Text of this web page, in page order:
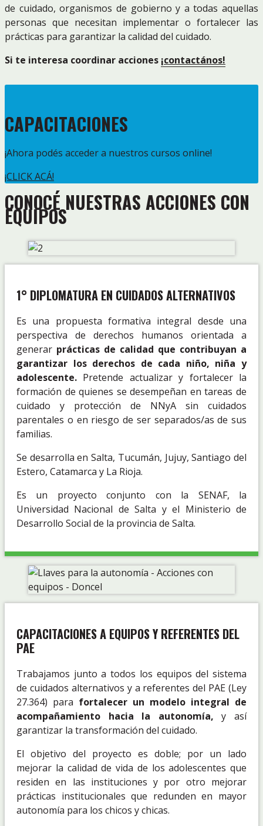
de cuidado, organismos de gobierno y a todas aquellas
personas que necesitan implementar o fortalecer las
prácticas para garantizar la calidad del cuidado.
Si te interesa coordinar acciones ¡contactános!
CAPACITACIONES
¡Ahora podés acceder a nuestros cursos online!
¡CLICK ACÁ!
CONOCÉ NUESTRAS ACCIONES CON
EQUIPOS
1° DIPLOMATURA EN CUIDADOS ALTERNATIVOS
Es una propuesta formativa integral desde una
perspectiva de derechos humanos orientada a
generar prácticas de calidad que contribuyan a
garantizar los derechos de cada niño, niña y
adolescente. Pretende actualizar y fortalecer la
formación de quienes se desempeñan en tareas de
cuidado y protección de NNyA sin cuidados
parentales o en riesgo de ser separados/as de sus
familias.
Se desarrolla en Salta, Tucumán, Jujuy, Santiago del
Estero, Catamarca y La Rioja.
Es un proyecto conjunto con la SENAF, la
Universidad Nacional de Salta y el Ministerio de
Desarrollo Social de la provincia de Salta.
CAPACITACIONES A EQUIPOS Y REFERENTES DEL
PAE
Trabajamos junto a todos los equipos del sistema
de cuidados alternativos y a referentes del PAE (Ley
27.364) para fortalecer un modelo integral de
acompañamiento hacia la autonomía, y así
garantizar la transformación del cuidado.
El objetivo del proyecto es doble; por un lado
mejorar la calidad de vida de los adolescentes que
residen en las instituciones y por otro mejorar
prácticas institucionales que redunden en mayor
autonomía para los chicos y chicas.